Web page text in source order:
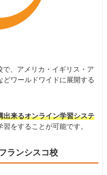
、アメリカ・イギリス・ア
ワールドワイドに展開する
出来るオンライン学習システ
をすることが可能です。
ランシスコ校